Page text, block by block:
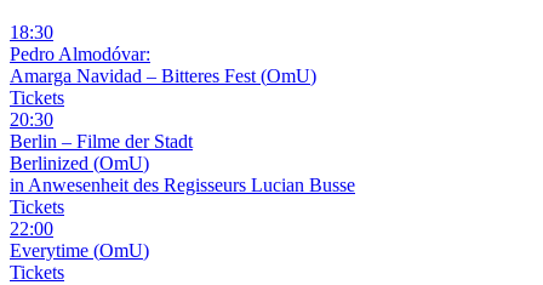
18:30
Pedro Almodóvar:
Amarga Navidad – Bitteres Fest (OmU)
Tickets
20:30
Berlin – Filme der Stadt
Berlinized (OmU)
in Anwesenheit des Regisseurs Lucian Busse
Tickets
22:00
Everytime (OmU)
Tickets